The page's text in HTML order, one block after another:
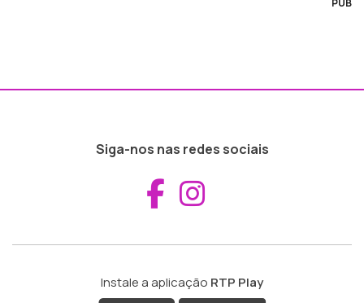
Siga-nos nas redes sociais
Aceder ao
Instale a aplicação RTP Play